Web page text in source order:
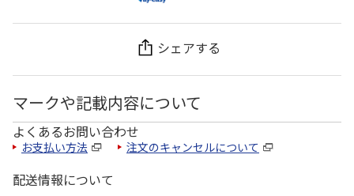
シェアする
マークや記載内容について
よくあるお問い合わせ
お支払い方法 注文のキャンセルについて
配送情報について